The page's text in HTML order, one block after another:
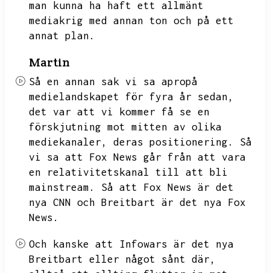
man kunna ha haft ett allmänt
mediakrig med annan ton och på ett
annat plan.
Martin
Så en annan sak vi sa apropå
medielandskapet för fyra år sedan,
det var att vi kommer få se en
förskjutning mot mitten av olika
mediekanaler,
deras positionering.
Så
vi sa att Fox News går från att vara
en relativitetskanal till att bli
mainstream.
Så att Fox News är det
nya CNN och Breitbart är det nya Fox
News.
Och kanske att Infowars är det nya
Breitbart eller något sånt där,